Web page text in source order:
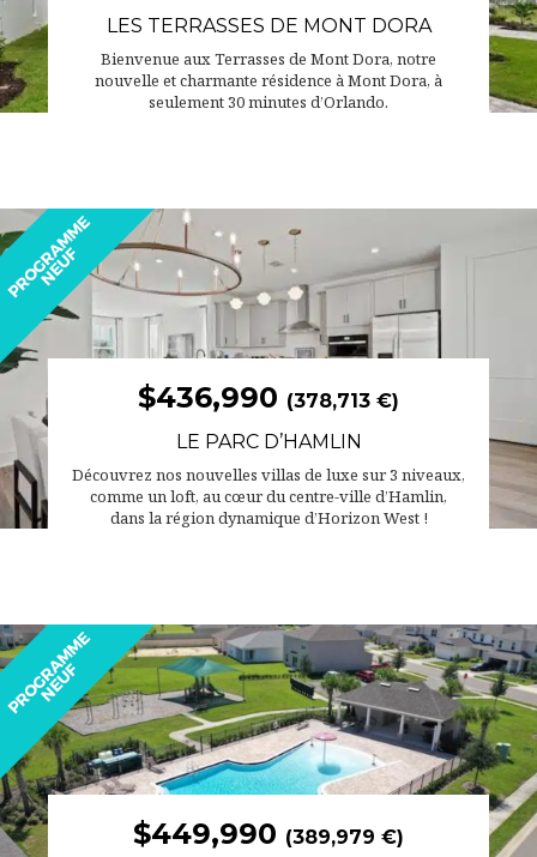
LES TERRASSES DE MONT DORA
Bienvenue aux Terrasses de Mont Dora, notre
nouvelle et charmante résidence à Mont Dora, à
seulement 30 minutes d’Orlando.
$436,990 (378,713 €)
LE PARC D’HAMLIN
Découvrez nos nouvelles villas de luxe sur 3 niveaux,
comme un loft, au cœur du centre-ville d’Hamlin,
dans la région dynamique d’Horizon West !
$449,990 (389,979 €)